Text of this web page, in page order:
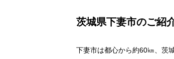
茨城県下妻市のご紹
下妻市は都心から約60㎞、茨